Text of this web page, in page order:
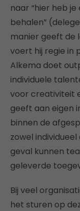
naar “hier heb
behalen”
manier geeft de
voert hij regie in
Alkema doet
individuele
voor creativiteit
geeft aan eigen
binnen de
zowel
geval kunnen
geleverde
Bij veel
het sturen op